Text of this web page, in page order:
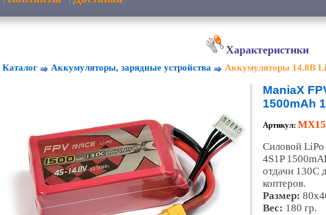
Характеристики
Каталог Аккумуляторы, зарядные устройства Аккумуляторы 14.8В
ManiaX
1500mAh
Артикул:
Силовой LiPo
4S1P
отдачи 130C
коптеров.
Размер:
Вес: 180 гр.